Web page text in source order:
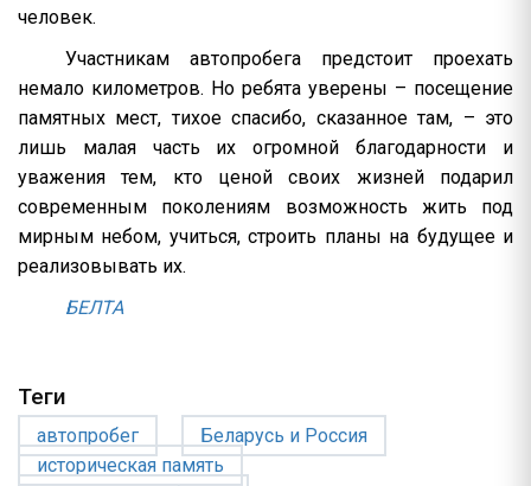
человек.
Участникам автопробега предстоит проехать
немало километров. Но ребята уверены – посещение
памятных мест, тихое спасибо, сказанное там, – это
лишь малая часть их огромной благодарности и
уважения тем, кто ценой своих жизней подарил
современным поколениям возможность жить под
мирным небом, учиться, строить планы на будущее и
реализовывать их.
БЕЛТА
Теги
автопробег
Беларусь и Россия
историческая память